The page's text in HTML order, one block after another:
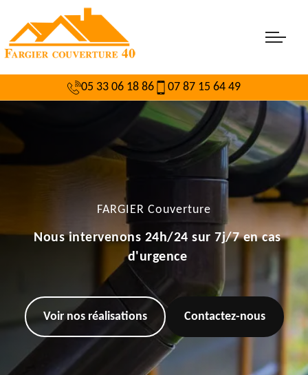
05 33 06 18 86 07 87 15 64 49
FARGIER Couverture
Nous intervenons 24h/24 sur 7j/7 en cas
d'urgence
Voir nos réalisations Contactez-nous